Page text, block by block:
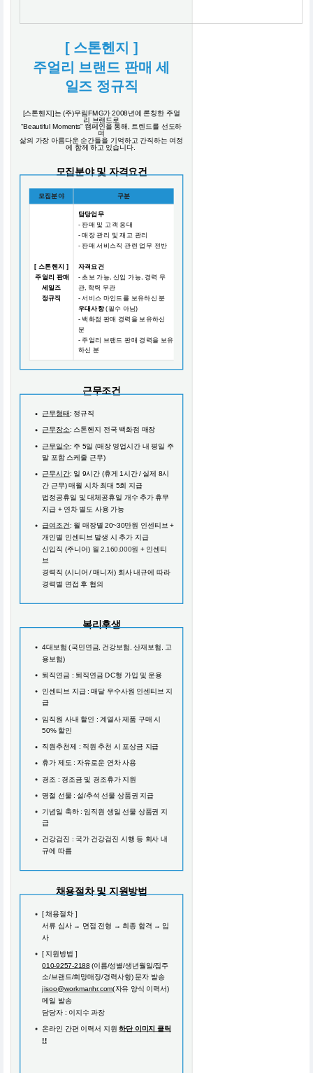
[ 스톤헨지 ]
주얼리 브랜드 판매 세
일즈 정규직
[스톤헨지]는 (주)우림FMG가 2008년에 론칭한 주얼
리 브랜드로
“Beautiful Moments” 캠페인을 통해, 트렌드를 선도하
며
삶의 가장 아름다운 순간들을 기억하고 간직하는 여정
에 함께 하고 있습니다.
모집분야 및 자격요건
모집분야 구분
[ 스톤헨지 ]
주얼리 판매
세일즈
정규직
담당업무
- 판매 및 고객 응대
- 매장 관리 및 재고 관리
- 판매 서비스직 관련 업무 전반
자격요건
- 초보 가능, 신입 가능, 경력 무
관, 학력 무관
- 서비스 마인드를 보유하신 분
우대사항(필수 아님)
- 백화점 판매 경력을 보유하신
분
- 주얼리 브랜드 판매 경력을 보유
하신 분
근무조건
근무형태: 정규직
근무장소: 스톤헨지 전국 백화점 매장
근무일수: 주 5일 (매장 영업시간 내 평일 주
말 포함 스케줄 근무)
근무시간: 일 9시간 (휴게 1시간 / 실제 8시
간 근무) 매월 시차 최대 5회 지급
법정공휴일 및 대체공휴일 개수 추가 휴무
지급 + 연차 별도 사용 가능
급여조건: 월 매장별 20~30만원 인센티브 +
개인별 인센티브 발생 시 추가 지급
신입직 (주니어) 월 2,160,000원 + 인센티
브
경력직 (시니어 / 매니저) 회사 내규에 따라
경력별 면접 후 협의
복리후생
4대보험 (국민연금, 건강보험, 산재보험, 고
용보험)
퇴직연금 : 퇴직연금 DC형 가입 및 운용
인센티브 지급 : 매달 우수사원 인센티브 지
급
임직원 사내 할인 : 계열사 제품 구매 시
50% 할인
직원추천제 : 직원 추천 시 포상금 지급
휴가 제도 : 자유로운 연차 사용
경조 : 경조금 및 경조휴가 지원
명절 선물 : 설/추석 선물 상품권 지급
기념일 축하 : 임직원 생일 선물 상품권 지
급
건강검진 : 국가 건강검진 시행 등 회사 내
규에 따름
채용절차 및 지원방법
[ 채용절차 ]
서류 심사 → 면접 전형 → 최종 합격 → 입
사
[ 지원방법 ]
010-9257-2188 (이름/성별/생년월일/집주
소/브랜드/희망매장/경력사항) 문자 발송
jisoo@workmanhr.com(자유 양식 이력서)
메일 발송
담당자 : 이지수 과장
온라인 간편 이력서 지원하단 이미지 클릭
!!